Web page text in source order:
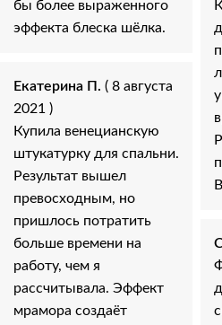
бы более выраженного
эффекта блеска шёлка.
Екатерина П. ( 8 августа
2021 )
Купила венецианскую
штукатурку для спальни.
Результат вышел
превосходным, но
пришлось потратить
больше времени на
работу, чем я
рассчитывала. Эффект
мрамора создаёт